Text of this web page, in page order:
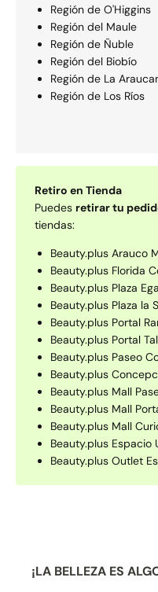
Región de O'Higgins
Región del Maule
Región de Ñuble
Región del Biobío
Región de La
Región de Los Rí­os
Retiro en Tienda
Puedes retirar tu
tiendas:
Beauty.plus Arauco
Beauty.plus Florida
Beauty.plus Plaza
Beauty.plus Plaza la
Beauty.plus Portal
Beauty.plus Portal
Beauty.plus Paseo
Beauty.plus
Beauty.plus Mall
Beauty.plus Mall
Beauty.plus Mall
Beauty.plus Espacio
Beauty.plus Outlet
¡LA BELLEZA ES